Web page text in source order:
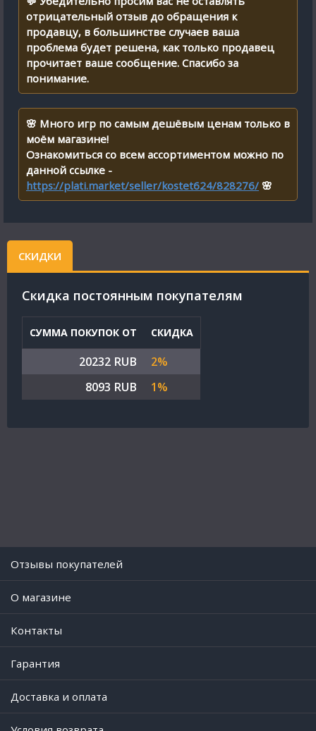
отрицательный отзыв до обращения к
продавцу, в большинстве случаев ваша
проблема будет решена, как только продавец
прочитает ваше сообщение. Спасибо за
понимание.
🌸 Много игр по самым дешёвым ценам только в
моём магазине!
Ознакомиться со всем ассортиментом можно по
данной ссылке -
https://plati.market/seller/kostet624/828276/ 🌸
СКИДКИ
Cкидка постоянным покупателям
СУММА ПОКУПОК ОТ СКИДКА
20232 RUB
2%
8093 RUB
1%
Отзывы покупателей
O магазине
Контакты
Гарантия
Доставка и оплата